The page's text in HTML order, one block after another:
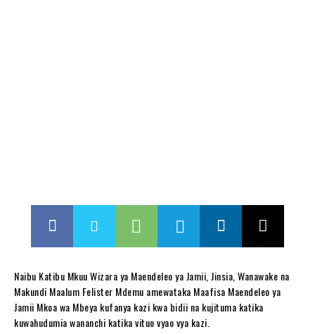
Naibu Katibu Mkuu Wizara ya Maendeleo ya Jamii, Jinsia, Wanawake na
Makundi Maalum Felister Mdemu amewataka Maafisa Maendeleo ya
Jamii Mkoa wa Mbeya kufanya kazi kwa bidii na kujituma katika
kuwahudumia wananchi katika vituo vyao vya kazi.